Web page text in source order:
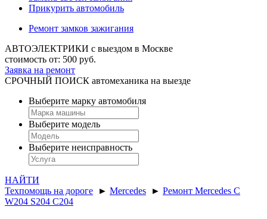
Прикурить автомобиль
Ремонт замков зажигания
АВТОЭЛЕКТРИКИ с выездом в Москве
стоимость от: 500 руб.
Заявка на ремонт
СРОЧНЫЙ ПОИСК автомеханика на выезде
Выберите марку автомобиля
Выберите модель
Выберите неисправность
НАЙТИ
Техпомощь на дороге ► Mercedes ► Ремонт Mercedes C
W204 S204 C204